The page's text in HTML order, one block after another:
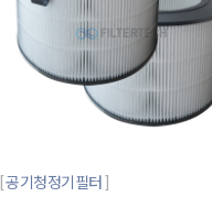
공기청정기필터